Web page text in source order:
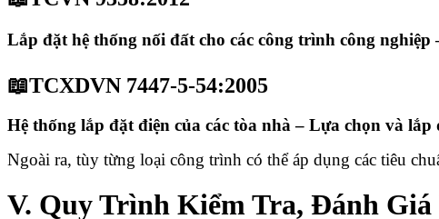
Lắp đặt hệ thống nối đất cho các công trình công
📖TCXDVN 7447-5-54:2005
Hệ thống lắp đặt điện của các tòa nhà – Lựa chọn và
Ngoài ra, tùy từng loại công trình có thể áp dụng các tiêu
V. Quy Trình Kiểm Tra, Đánh Giá